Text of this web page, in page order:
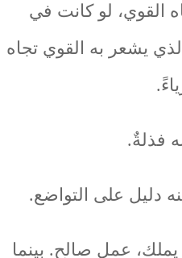
القوي، لو كانت في
يشعر به القوي تجاه
فذلةٌ.
دليل على التواضع.
عمل صالح. بينما